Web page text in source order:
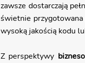
zawsze dostarczają
świetnie
wysoką jakością kodu
Z perspektywy